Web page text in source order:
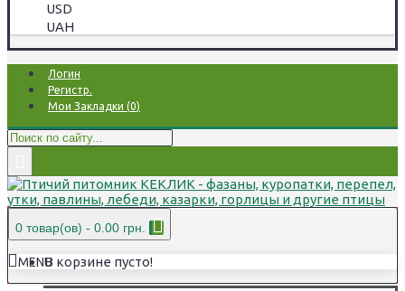
USD
UAH
Логин
Регистр.
Мои Закладки (0)
0 товар(ов) - 0.00 грн.
В корзине пусто!
MENU